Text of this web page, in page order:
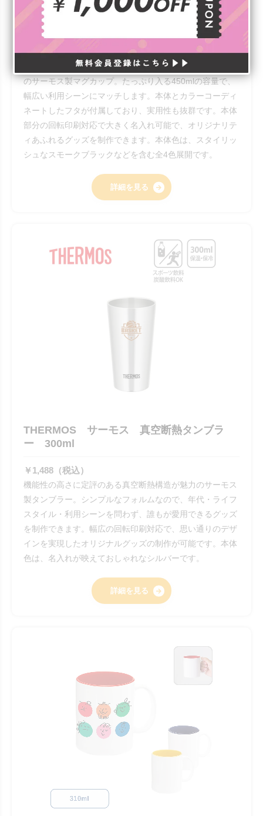
THERMOS サーモス 真空断熱マグカッ
プ 450ml
￥3,124（税込）
ステンレス製魔法びん構造で、高い保温・保冷機能が魅力
のサーモス製マグカップ。たっぷり入る450mlの容量で、
幅広い利用シーンにマッチします。本体とカラーコーディ
ネートしたフタが付属しており、実用性も抜群です。本体
部分の回転印刷対応で大きく名入れ可能で、オリジナリテ
ィあふれるグッズを制作できます。本体色は、スタイリッ
シュなスモークブラックなどを含む全4色展開です。
詳細を見る
THERMOS サーモス 真空断熱タンブラ
ー 300ml
￥1,488（税込）
機能性の高さに定評のある真空断熱構造が魅力のサーモス
製タンブラー。シンプルなフォルムなので、年代・ライフ
スタイル・利用シーンを問わず、誰もが愛用できるグッズ
を制作できます。幅広の回転印刷対応で、思い通りのデザ
インを実現したオリジナルグッズの制作が可能です。本体
色は、名入れが映えておしゃれなシルバーです。
詳細を見る